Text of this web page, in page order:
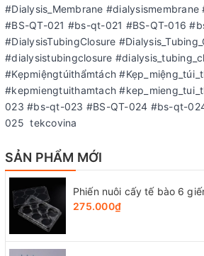
#Dialysis_Membrane #dialysismembrane
#BS-QT-021 #bs-qt-021 #BS-QT-016
#DialysisTubingClosure
#dialysistubingclosure
#Kẹpmiệngtúithẩmtách
#kepmiengtuithamtach
023 #bs-qt-023 #BS-QT-024 #bs-qt-
025 tekcovina
SẢN PHẨM MỚI
275.000₫